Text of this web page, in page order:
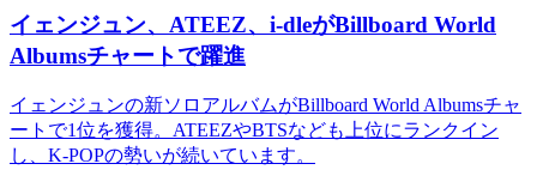
イェンジュン、ATEEZ、i-dleがBillboard World
Albumsチャートで躍進
イェンジュンの新ソロアルバムがBillboard World Albumsチャ
ートで1位を獲得。ATEEZやBTSなども上位にランクイン
し、K-POPの勢いが続いています。